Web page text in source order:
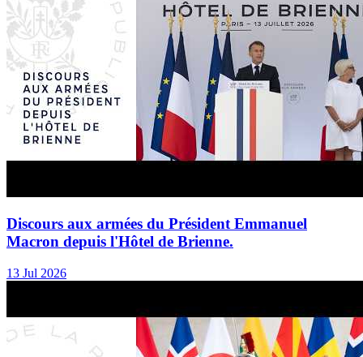
Discours aux armées du Président Emmanuel
Macron depuis l'Hôtel de Brienne.
13 Jul 2026